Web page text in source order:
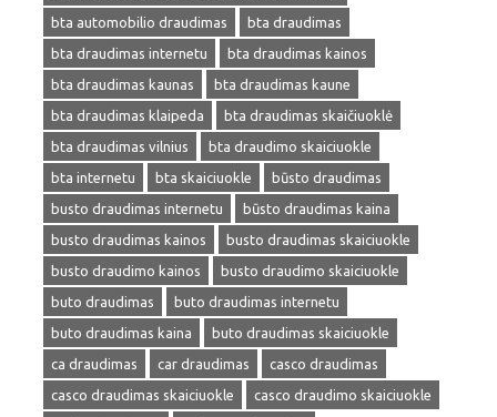
bta automobilio draudimas
bta draudimas
bta draudimas internetu
bta draudimas kainos
bta draudimas kaunas
bta draudimas kaune
bta draudimas klaipeda
bta draudimas skaičiuoklė
bta draudimas vilnius
bta draudimo skaiciuokle
bta internetu
bta skaiciuokle
būsto draudimas
busto draudimas internetu
būsto draudimas kaina
busto draudimas kainos
busto draudimas skaiciuokle
busto draudimo kainos
busto draudimo skaiciuokle
buto draudimas
buto draudimas internetu
buto draudimas kaina
buto draudimas skaiciuokle
ca draudimas
car draudimas
casco draudimas
casco draudimas skaiciuokle
casco draudimo skaiciuokle